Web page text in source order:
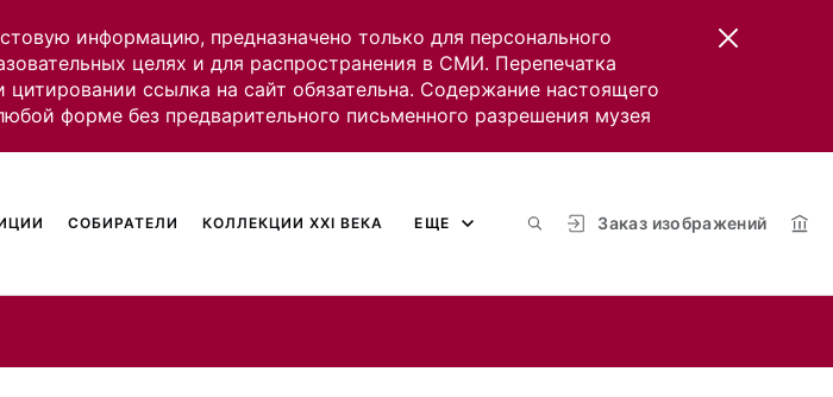
информацию, предназначено только для персонального
целях и для распространения в СМИ. Перепечатка
ссылка на сайт обязательна. Содержание настоящего
форме без предварительного письменного разрешения музея
Заказ изображений
СОБИРАТЕЛИ КОЛЛЕКЦИИ XXI ВЕКА ЕЩЕ